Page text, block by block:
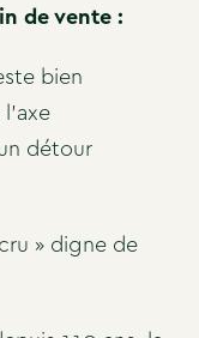
de vente :
bien
détour
» digne de